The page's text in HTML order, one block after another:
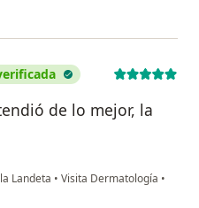
de lo mejor, la
Landeta • Visita Dermatología •